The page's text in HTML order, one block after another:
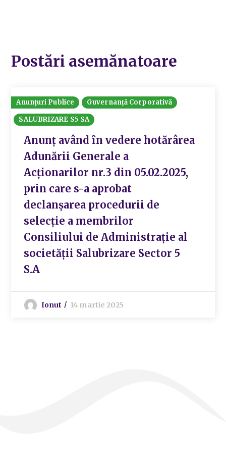
Postări asemănatoare
Anunțuri Publice
Guvernanță Corporativă
SALUBRIZARE S5 SA
Anunț având în vedere hotărârea
Adunării Generale a
Acționarilor nr.3 din 05.02.2025,
prin care s-a aprobat
declanșarea procedurii de
selecție a membrilor
Consiliului de Administrație al
societății Salubrizare Sector 5
S.A
Ionut 14 martie 2025